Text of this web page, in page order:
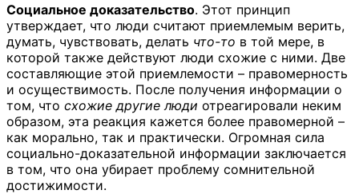
Социальное доказательство. Этот принцип
утверждает, что люди считают приемлемым верить,
думать, чувствовать, делать что-то в той мере, в
которой также действуют люди схожие с ними. Две
составляющие этой приемлемости – правомерность
и осуществимость. После получения информации о
том, что схожие другие люди отреагировали неким
образом, эта реакция кажется более правомерной –
как морально, так и практически. Огромная сила
социально-доказательной информации заключается
в том, что она убирает проблему сомнительной
достижимости.